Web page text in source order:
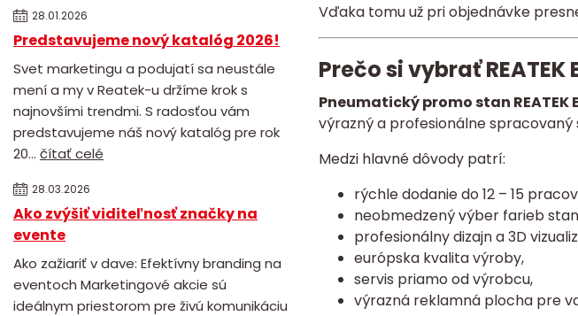
28.01.2026
Predstavujeme nový katalóg 2026!
Svet marketingu a podujatí sa neustále
mení a my v Reatek-u držíme krok s
najnovšími trendmi. S radosťou vám
predstavujeme náš nový katalóg pre rok
20... čítať celé
28.03.2026
Ako zvýšiť viditeľnosť značky na
evente
Ako zažiariť v dave: Efektívny branding na
eventoch Marketingové akcie sú
ideálnym priestorom pre živú komunikáciu
Vďaka tomu už pri objednávke
Prečo si vybrať
Pneumatický promo stan REATEK
výrazný a profesionálne
Medzi hlavné dôvody patrí:
rýchle dodanie do 12 – 15
neobmedzený výber farieb
profesionálny dizajn a 3D
európska kvalita výroby,
servis priamo od výrobcu,
výrazná reklamná plocha pre